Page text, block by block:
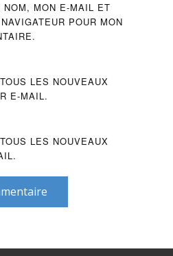
NOM, MON E-MAIL ET
POUR MON
LES NOUVEAUX
E-MAIL.
LES NOUVEAUX